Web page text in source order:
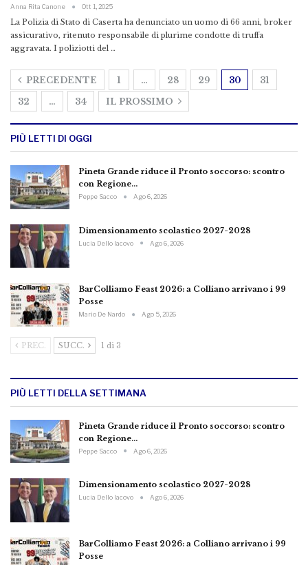
Anna Rita Canone Ott 1, 2025
La Polizia di Stato di Caserta ha denunciato un uomo di 66 anni, broker
assicurativo, ritenuto responsabile di plurime condotte di truffa
aggravata. I poliziotti del …
PRECEDENTE 1 … 28 29 30 31
32 … 34 IL PROSSIMO
PIÙ LETTI DI OGGI
Pineta Grande riduce il Pronto soccorso: scontro
con Regione…
Peppe Sacco Ago 6, 2026
Dimensionamento scolastico 2027-2028
Lucia Dello Iacovo Ago 6, 2026
BarColliamo Feast 2026: a Colliano arrivano i 99
Posse
Mario De Nardo Ago 5, 2026
PREC. SUCC. 1 di 3
PIÙ LETTI DELLA SETTIMANA
Pineta Grande riduce il Pronto soccorso: scontro
con Regione…
Peppe Sacco Ago 6, 2026
Dimensionamento scolastico 2027-2028
Lucia Dello Iacovo Ago 6, 2026
BarColliamo Feast 2026: a Colliano arrivano i 99
Posse